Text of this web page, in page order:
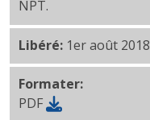
NPT.
Libéré: 1er août 2018
Formater:
PDF